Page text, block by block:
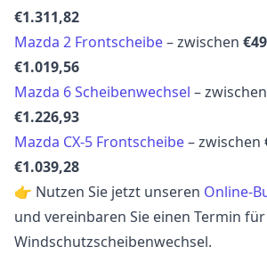
€1.311,82
Mazda 2 Frontscheibe– zwischen
€1.019,56
Mazda 6 Scheibenwechsel – zwischen
€1.226,93
Mazda CX-5 Frontscheibe– zwischen
€1.039,28
👉 Nutzen Sie jetzt unseren Online-
und vereinbaren Sie einen Termin
Windschutzscheibenwechsel.